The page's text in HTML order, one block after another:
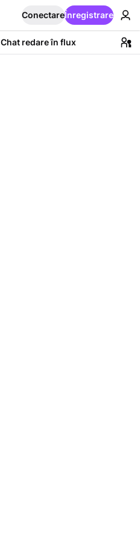
ConectareÎnregistrare
Chat redare în flux